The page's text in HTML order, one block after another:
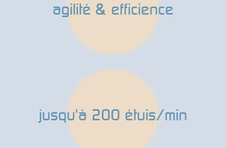
agilité & efficience
jusqu'à 200 étuis/min